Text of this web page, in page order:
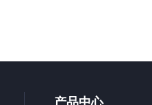
产品中心